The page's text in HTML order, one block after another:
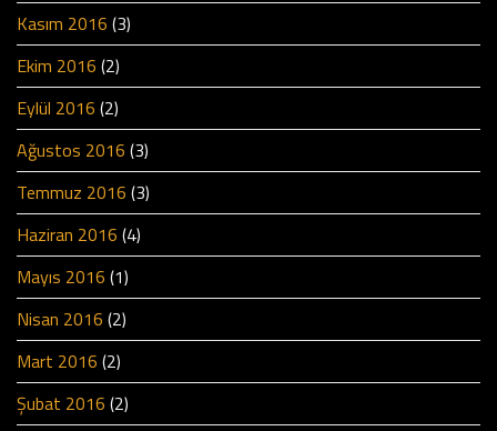
Kasım 2016 (3)
Ekim 2016 (2)
Eylül 2016 (2)
Ağustos 2016 (3)
Temmuz 2016 (3)
Haziran 2016 (4)
Mayıs 2016 (1)
Nisan 2016 (2)
Mart 2016 (2)
Şubat 2016 (2)